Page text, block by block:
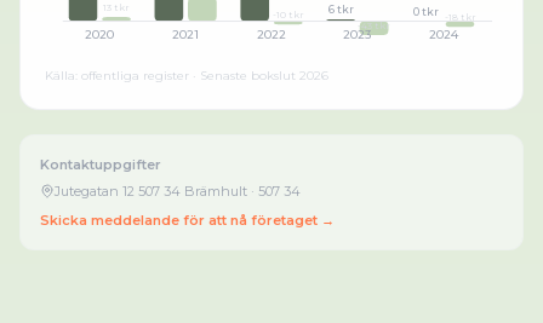
13 tkr
2020 2021
-10 tkr
2022
6 tkr
-43 tkr
2023
0 tkr -18 tkr
2024
Källa: offentliga register · Senaste bokslut 2026
Kontaktuppgifter
Jutegatan 12 507 34 Brämhult · 507 34
Skicka meddelande för att nå företaget →